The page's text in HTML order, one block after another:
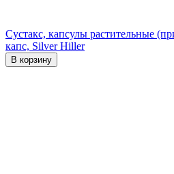
Сустакс, капсулы растительные
капс, Silver Hiller
В корзину